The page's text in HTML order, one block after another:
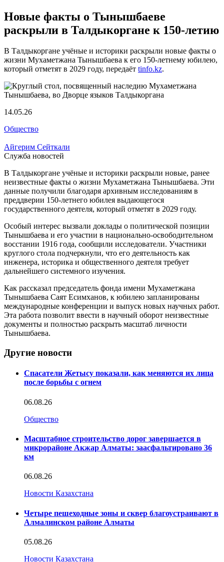
Новые факты о Тынышбаеве
раскрыли в Талдыкоргане к 150-летию
В Талдыкоргане учёные и историки раскрыли новые факты о
жизни Мухаметжана Тынышбаева к его 150-летнему юбилею,
который отметят в 2029 году, передаёт tinfo.kz.
14.05.26
Общество
Айгерим Сейткали
Служба новостей
В Талдыкоргане учёные и историки раскрыли новые, ранее
неизвестные факты о жизни Мухаметжана Тынышбаева. Эти
данные получили благодаря архивным исследованиям в
преддверии 150-летнего юбилея выдающегося
государственного деятеля, который отметят в 2029 году.
Особый интерес вызвали доклады о политической позиции
Тынышбаева и его участии в национально-освободительном
восстании 1916 года, сообщили исследователи. Участники
круглого стола подчеркнули, что его деятельность как
инженера, историка и общественного деятеля требует
дальнейшего системного изучения.
Как рассказал председатель фонда имени Мухаметжана
Тынышбаева Саят Есимханов, к юбилею запланированы
международные конференции и выпуск новых научных работ.
Эта работа позволит ввести в научный оборот неизвестные
документы и полностью раскрыть масштаб личности
Тынышбаева.
Другие новости
Спасатели Жетысу показали, как меняются их лица
после борьбы с огнем
06.08.26
Общество
Масштабное строительство дорог завершается в
микрорайоне Акжар Алматы: заасфальтировано 36
км
06.08.26
Новости Казахстана
Четыре пешеходные зоны и сквер благоустраивают в
Алмалинском районе Алматы
05.08.26
Новости Казахстана